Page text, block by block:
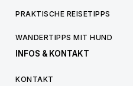
PRAKTISCHE REISETIPPS
WANDERTIPPS MIT HUND
INFOS & KONTAKT
KONTAKT